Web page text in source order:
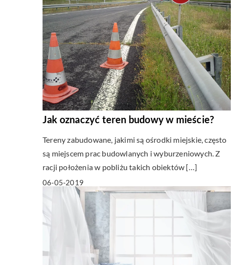
Jak oznaczyć teren budowy w mieście?
Tereny zabudowane, jakimi są ośrodki miejskie, często
są miejscem prac budowlanych i wyburzeniowych. Z
racji położenia w pobliżu takich obiektów […]
06-05-2019